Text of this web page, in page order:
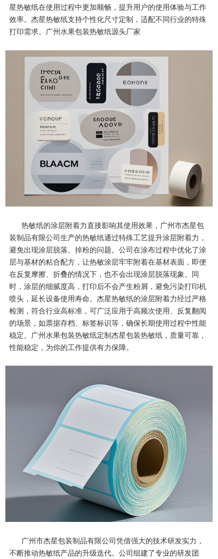
星热敏纸在使用过程中更加顺畅，提升用户的使用体验与工作
效率。杰星热敏纸支持个性化尺寸定制，适配不同行业的特殊
打印需求。广州水果包装热敏纸源头厂家
热敏纸的涂层附着力直接影响其使用效果，广州市杰星包
装制品有限公司生产的热敏纸通过特殊工艺提升涂层附着力，
避免出现涂层脱落、掉粉的问题。公司在涂布过程中优化了涂
层与基材的粘合配方，让热敏涂层牢牢附着在基材表面，即便
在反复摩擦、折叠的情况下，也不会出现涂层脱落现象。同
时，涂层的细腻度高，打印后不会产生粉屑，避免污染打印机
喷头，延长设备使用寿命。杰星热敏纸的涂层附着力经过严格
检测，符合行业高标准，可广泛应用于高频次使用、反复翻阅
的场景，如票据存档、标签标识等，确保长期使用过程中性能
稳定。广州水果包装热敏纸定制杰星包装热敏纸，质量可靠，
性能稳定，为你的工作提供有力保障。
广州市杰星包装制品有限公司凭借强大的技术研发实力，
不断推动热敏纸产品的升级迭代。公司组建了专业的研发团